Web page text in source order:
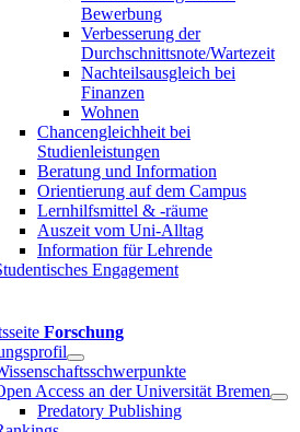
Bewerbung
Verbesserung der
Durchschnittsnote/Wartezeit
Nachteilsausgleich bei
Finanzen
Wohnen
Chancengleichheit bei
Studienleistungen
Beratung und Information
Orientierung auf dem Campus
Lernhilfsmittel & -räume
Auszeit vom Uni-Alltag
Information für Lehrende
Engagement
Forschung
Access an der Universität Bremen
Predatory Publishing